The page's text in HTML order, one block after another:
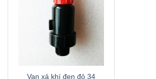
Van xả khí đen đỏ 34